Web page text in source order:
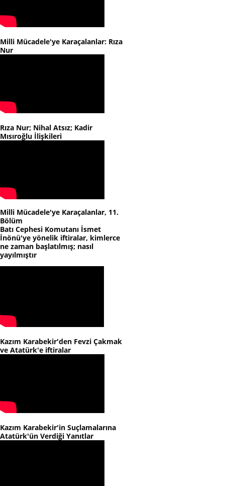
Milli Mücadele'ye Karaçalanlar: Rıza
Nur
Rıza Nur; Nihal Atsız; Kadir
Mısıroğlu İlişkileri
Milli Mücadele'ye Karaçalanlar, 11.
Bölüm
Batı Cephesi Komutanı İsmet
İnönü'ye yönelik iftiralar, kimlerce
ne zaman başlatılmış; nasıl
yayılmıştır
Kazım Karabekir'den Fevzi Çakmak
ve Atatürk'e iftiralar
Kazım Karabekir'in Suçlamalarına
Atatürk'ün Verdiği Yanıtlar